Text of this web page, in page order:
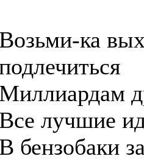
Возьми-ка
Миллиардам
Все лучшие
В бензобаки